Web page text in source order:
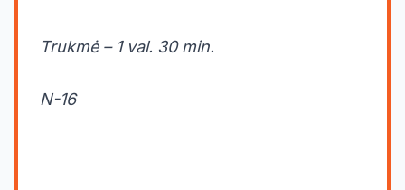
Trukmė – 1 val. 30 min.
N-16